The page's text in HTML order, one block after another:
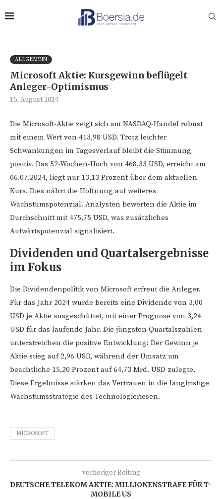
ALLGEMEIN
Microsoft Aktie: Kursgewinn beflügelt
Anleger-Optimismus
15. August 2024
Die Microsoft-Aktie zeigt sich am NASDAQ-Handel robust
mit einem Wert von 413,98 USD. Trotz leichter
Schwankungen im Tagesverlauf bleibt die Stimmung
positiv. Das 52-Wochen-Hoch von 468,33 USD, erreicht am
06.07.2024, liegt nur 13,13 Prozent über dem aktuellen
Kurs. Dies nährt die Hoffnung auf weiteres
Wachstumspotenzial. Analysten bewerten die Aktie im
Durchschnitt mit 475,75 USD, was zusätzliches
Aufwärtspotenzial signalisiert.
Dividenden und Quartalsergebnisse
im Fokus
Die Dividendenpolitik von Microsoft erfreut die Anleger.
Für das Jahr 2024 wurde bereits eine Dividende von 3,00
USD je Aktie ausgeschüttet, mit einer Prognose von 3,24
USD für das laufende Jahr. Die jüngsten Quartalszahlen
unterstreichen die positive Entwicklung: Der Gewinn je
Aktie stieg auf 2,96 USD, während der Umsatz um
beachtliche 15,20 Prozent auf 64,73 Mrd. USD zulegte.
Diese Ergebnisse stärken das Vertrauen in die langfristige
Wachstumsstrategie des Technologieriesen.
MICROSOFT
vorheriger Beitrag
DEUTSCHE TELEKOM AKTIE: MILLIONENSTRAFE FÜR T-
MOBILE US